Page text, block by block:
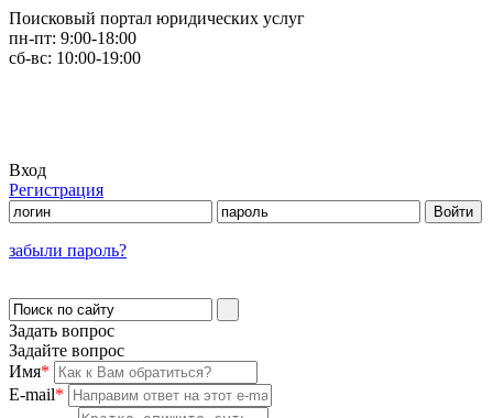
Поисковый портал юридических услуг
пн-пт: 9:00-18:00
сб-вс: 10:00-19:00
Вход
Регистрация
забыли пароль?
Задать вопрос
Задайте вопрос
Имя*
E-mail*